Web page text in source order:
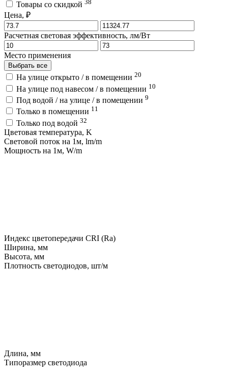
Товары со скидкой 38
Цена, ₽
Расчетная световая эффективность, лм/Вт
Место применения
Выбрать все
На улице открыто / в помещении 20
На улице под навесом / в помещении 10
Под водой / на улице / в помещении 9
Только в помещении 11
Только под водой 32
Цветовая температура, K
Световой поток на 1м, lm/m
Мощность на 1м, W/m
Индекс цветопередачи CRI (Ra)
Ширина, мм
Высота, мм
Плотность светодиодов, шт/м
Длина, мм
Типоразмер светодиода